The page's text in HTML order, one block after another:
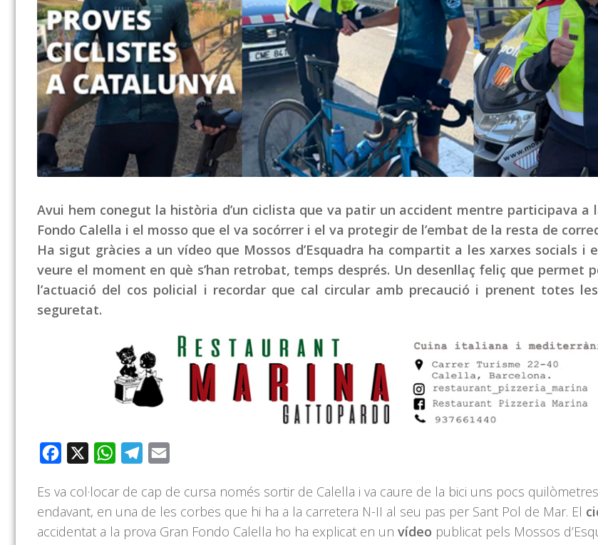
Avui hem conegut la història d’un ciclista que va patir un accident mentre participava a
Fondo Calella i el mosso que el va socórrer i el va protegir de l’embat de la resta de
Ha sigut gràcies a un vídeo que Mossos d’Esquadra ha compartit a les xarxes socials i
veure el moment en què s’han retrobat, temps després. Un desenllaç feliç que permet
l’actuació del cos policial i recordar que cal circular amb precaució i prenent totes
seguretat.
Facebook WhatsAppTelegram
Es va col·locar de cap de cursa només sortir de Calella i va caure de la bici uns pocs
endavant, en una de les corbes que hi ha a la carretera N-II al seu pas per Sant Pol de Mar. El
accidentat a la prova Gran Fondo Calella ho ha explicat en un vídeo publicat pels Mossos